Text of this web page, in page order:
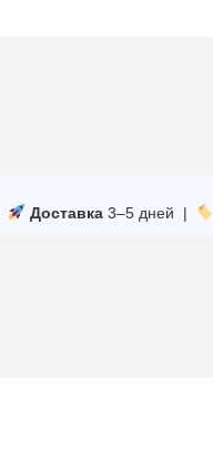
Доставка3–5 дней |